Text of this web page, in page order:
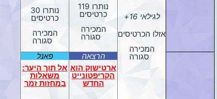
לגילאי 16+
אזלו הכרטיסים
המכירה
סגורה
נותרו 119
כרטיסים
המכירה
סגורה
נותרו 30
כרטיסים
המכירה
סגורה
הרצאה
ארטישוק הוא
הקריפטונייט
החדש
פאנל
אל תוך היער:
משאלות
במחזות זמר